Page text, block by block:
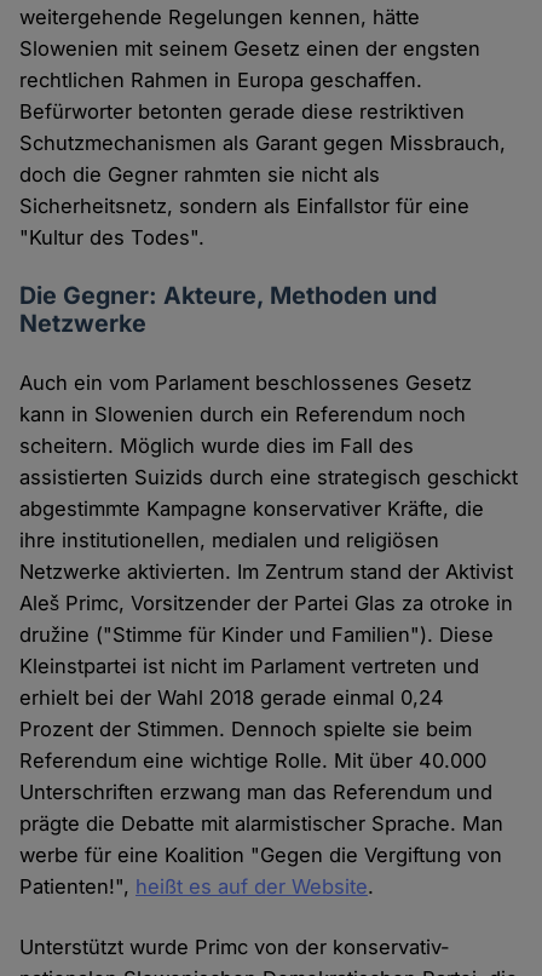
weitergehende Regelungen kennen, hätte
Slowenien mit seinem Gesetz einen der engsten
rechtlichen Rahmen in Europa geschaffen.
Befürworter betonten gerade diese restriktiven
Schutzmechanismen als Garant gegen Missbrauch,
doch die Gegner rahmten sie nicht als
Sicherheitsnetz, sondern als Einfallstor für eine
"Kultur des Todes".
Die Gegner: Akteure, Methoden und
Netzwerke
Auch ein vom Parlament beschlossenes Gesetz
kann in Slowenien durch ein Referendum noch
scheitern. Möglich wurde dies im Fall des
assistierten Suizids durch eine strategisch geschickt
abgestimmte Kampagne konservativer Kräfte, die
ihre institutionellen, medialen und religiösen
Netzwerke aktivierten. Im Zentrum stand der Aktivist
Aleš Primc, Vorsitzender der Partei Glas za otroke in
družine ("Stimme für Kinder und Familien"). Diese
Kleinstpartei ist nicht im Parlament vertreten und
erhielt bei der Wahl 2018 gerade einmal 0,24
Prozent der Stimmen. Dennoch spielte sie beim
Referendum eine wichtige Rolle. Mit über 40.000
Unterschriften erzwang man das Referendum und
prägte die Debatte mit alarmistischer Sprache. Man
werbe für eine Koalition "Gegen die Vergiftung von
Patienten!", heißt es auf der Website.
Unterstützt wurde Primc von der konservativ-